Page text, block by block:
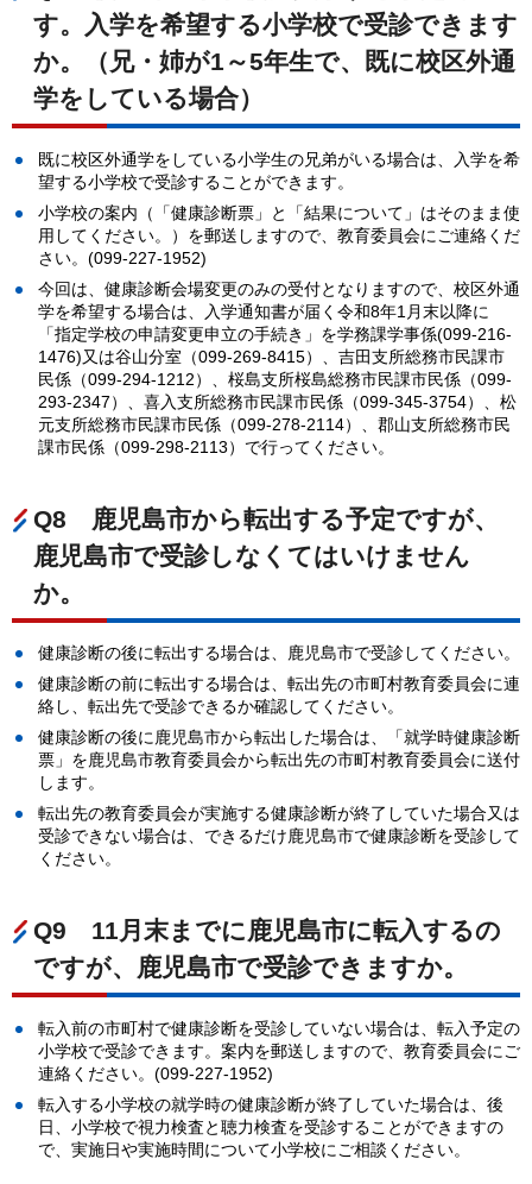
す。入学を希望する小学校で受診できます
か。（兄・姉が1～5年生で、既に校区外通
学をしている場合）
既に校区外通学をしている小学生の兄弟がいる場合は、入学を希
望する小学校で受診することができます。
小学校の案内（「健康診断票」と「結果について」はそのまま使
用してください。）を郵送しますので、教育委員会にご連絡くだ
さい。(099-227-1952)
今回は、健康診断会場変更のみの受付となりますので、校区外通
学を希望する場合は、入学通知書が届く令和8年1月末以降に
「指定学校の申請変更申立の手続き」を学務課学事係(099-216-
1476)又は谷山分室（099-269-8415）、吉田支所総務市民課市
民係（099-294-1212）、桜島支所桜島総務市民課市民係（099-
293-2347）、喜入支所総務市民課市民係（099-345-3754）、松
元支所総務市民課市民係（099-278-2114）、郡山支所総務市民
課市民係（099-298-2113）で行ってください。
Q8 鹿児島市から転出する予定ですが、
鹿児島市で受診しなくてはいけません
か。
健康診断の後に転出する場合は、鹿児島市で受診してください。
健康診断の前に転出する場合は、転出先の市町村教育委員会に連
絡し、転出先で受診できるか確認してください。
健康診断の後に鹿児島市から転出した場合は、「就学時健康診断
票」を鹿児島市教育委員会から転出先の市町村教育委員会に送付
します。
転出先の教育委員会が実施する健康診断が終了していた場合又は
受診できない場合は、できるだけ鹿児島市で健康診断を受診して
ください。
Q9 11 月末までに鹿児島市に転入するの
ですが、鹿児島市で受診できますか。
転入前の市町村で健康診断を受診していない場合は、転入予定の
小学校で受診できます。案内を郵送しますので、教育委員会にご
連絡ください。(099-227-1952)
転入する小学校の就学時の健康診断が終了していた場合は、後
日、小学校で視力検査と聴力検査を受診することができますの
で、実施日や実施時間について小学校にご相談ください。